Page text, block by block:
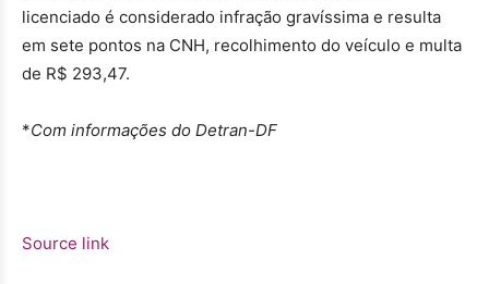
licenciado é considerado infração gravíssima e resulta
em sete pontos na CNH, recolhimento do veículo e multa
de R$ 293,47.
*Com informações do Detran-DF
Source link